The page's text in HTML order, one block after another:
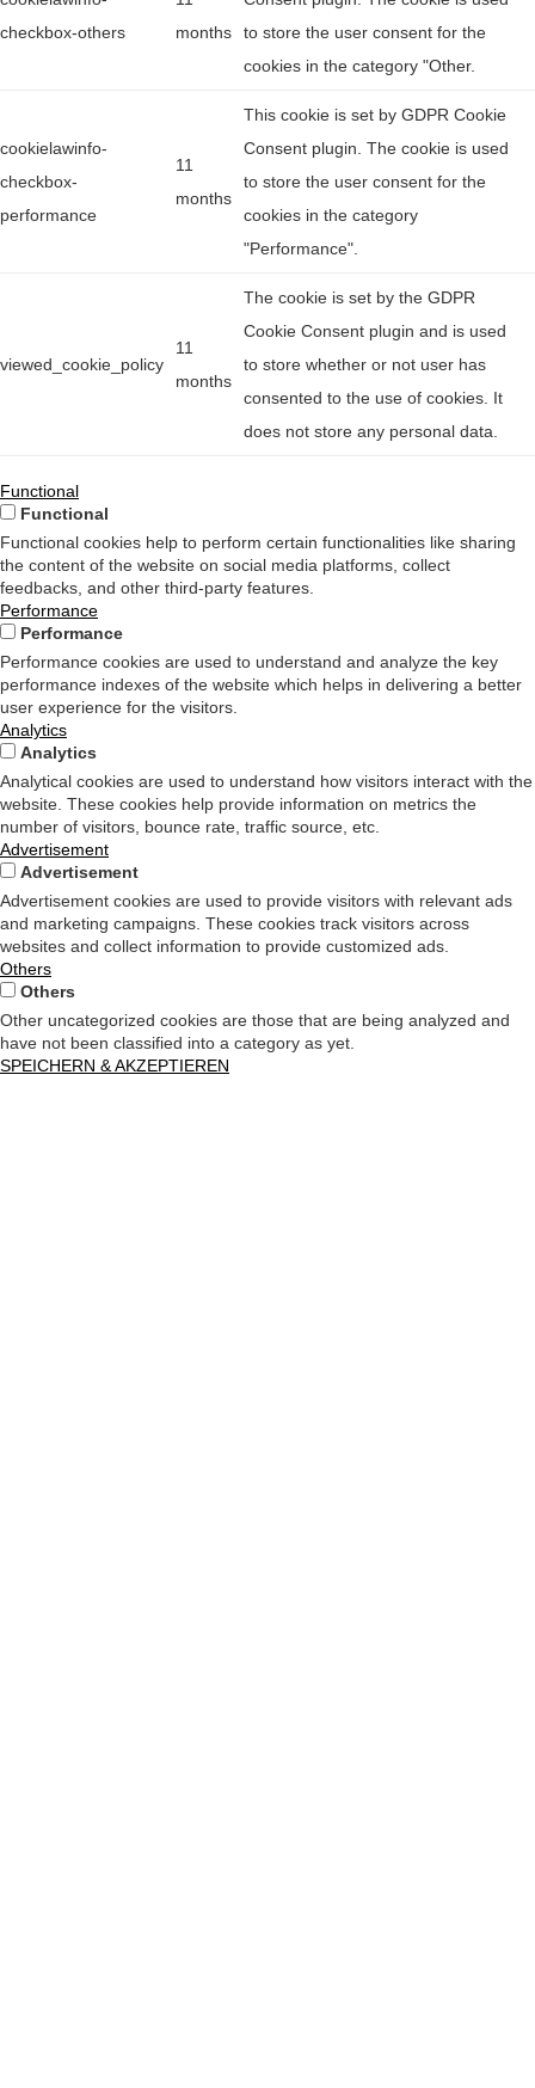
checkbox-others
months
to store the user consent for the
cookies in the category "Other.
cookielawinfo-
checkbox-
performance
11
months
This cookie is set by GDPR Cookie
Consent plugin. The cookie is used
to store the user consent for the
cookies in the category
"Performance".
viewed_cookie_policy
11
months
The cookie is set by the GDPR
Cookie Consent plugin and is used
to store whether or not user has
consented to the use of cookies. It
does not store any personal data.
Functional
Functional
Functional cookies help to perform certain functionalities like sharing
the content of the website on social media platforms, collect
feedbacks, and other third-party features.
Performance
Performance
Performance cookies are used to understand and analyze the key
performance indexes of the website which helps in delivering a better
user experience for the visitors.
Analytics
Analytics
Analytical cookies are used to understand how visitors interact with the
website. These cookies help provide information on metrics the
number of visitors, bounce rate, traffic source, etc.
Advertisement
Advertisement
Advertisement cookies are used to provide visitors with relevant ads
and marketing campaigns. These cookies track visitors across
websites and collect information to provide customized ads.
Others
Others
Other uncategorized cookies are those that are being analyzed and
have not been classified into a category as yet.
SPEICHERN & AKZEPTIEREN